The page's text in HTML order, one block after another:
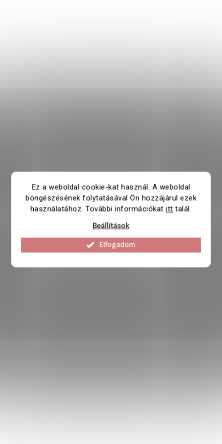
Ez a weboldal cookie-kat használ. A weboldal
böngészésének folytatásával Ön hozzájárul ezek
használatához. További információkatitt talál.
Beállítások
Elfogadom